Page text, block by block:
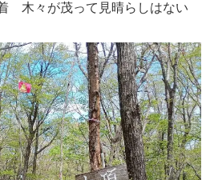
木々が茂って見晴らしはない